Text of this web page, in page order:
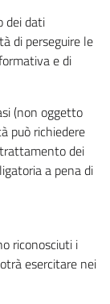
dei dati
di perseguire le
e di
(non oggetto
può richiedere
dei
a pena di
riconosciuti i
esercitare nei